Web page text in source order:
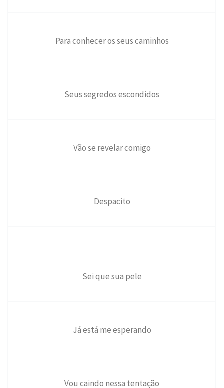
Para conhecer os seus caminhos
Seus segredos escondidos
Vão se revelar comigo
Despacito
Sei que sua pele
Já está me esperando
Vou caindo nessa tentação